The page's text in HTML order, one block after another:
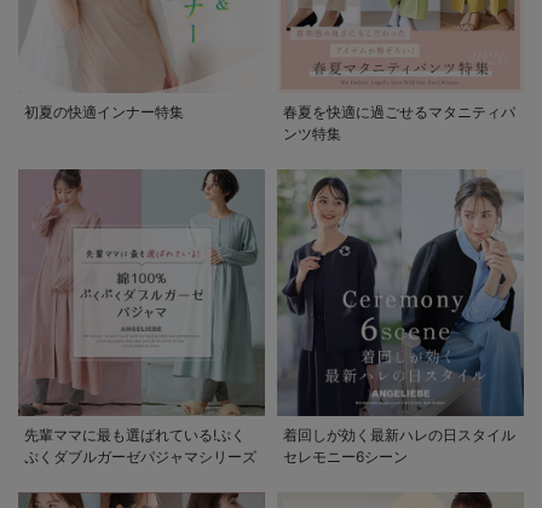
初夏の快適インナー特集
春夏を快適に過ごせるマタニティパ
ンツ特集
先輩ママに最も選ばれている!ぷく
ぷくダブルガーゼパジャマシリーズ
着回しが効く最新ハレの日スタイル
セレモニー6シーン